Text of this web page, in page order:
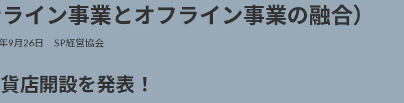
イン事業とオフライン事業の融合）
9月26日 SP経営協会
店開設を発表！